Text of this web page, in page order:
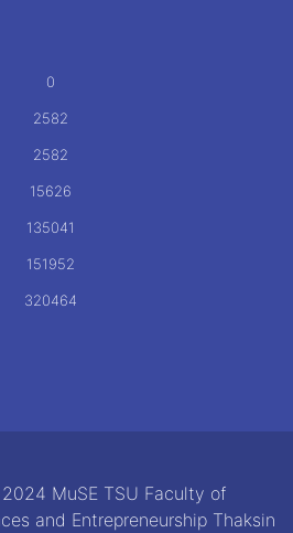
0
2582
2582
15626
135041
151952
320464
MuSE TSU Faculty of
and Entrepreneurship Thaksin